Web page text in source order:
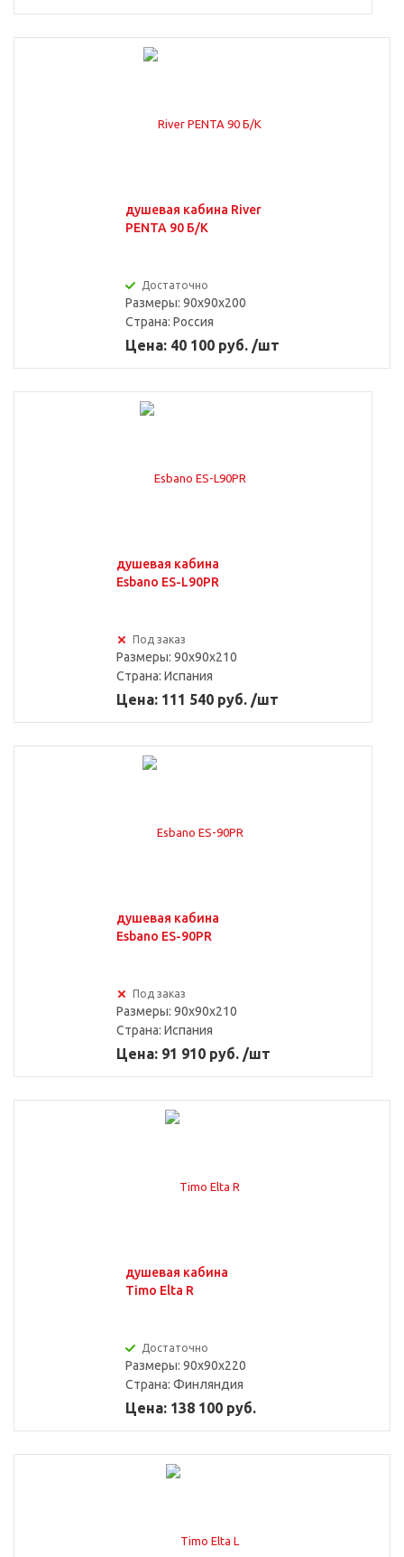
душевая кабина River
PENTA 90 Б/К
Достаточно
Размеры: 90x90x200
Страна: Россия
Цена: 40 100 руб. /шт
душевая кабина
Esbano ES-L90PR
Под заказ
Размеры: 90x90x210
Страна: Испания
Цена: 111 540 руб. /шт
душевая кабина
Esbano ES-90PR
Под заказ
Размеры: 90x90x210
Страна: Испания
Цена: 91 910 руб. /шт
душевая кабина
Timo Elta R
Достаточно
Размеры: 90x90x220
Страна: Финляндия
Цена: 138 100 руб.